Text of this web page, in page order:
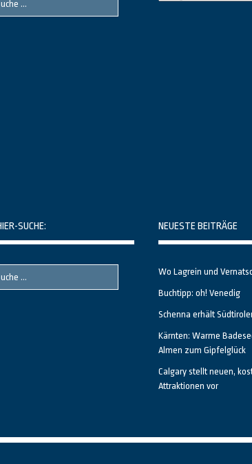
SUCHE: NEUESTE BEITRÄGE
Wo Lagrein und
Buchtipp: oh! Venedig
Schenna erhält
Kärnten: Warme
Almen zum Gipfelglück
Calgary stellt neuen,
Attraktionen vor